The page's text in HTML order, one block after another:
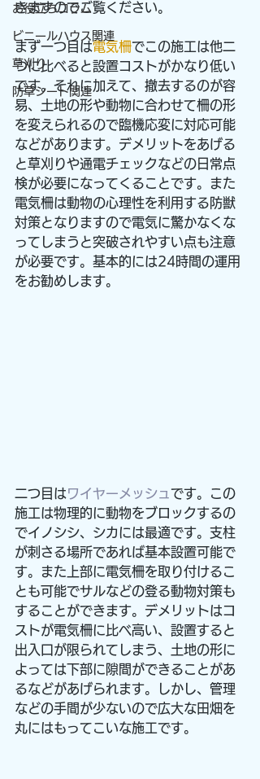
お役立ちコラム
ビニールハウス関連
草刈り
防草シート関連
きますのでご覧ください。
まず一つ目は電気柵でこの施工は他二
つに比べると設置コストがかなり低い
です。それに加えて、撤去するのが容
易、土地の形や動物に合わせて柵の形
を変えられるので臨機応変に対応可能
などがあります。デメリットをあげる
と草刈りや通電チェックなどの日常点
検が必要になってくることです。また
電気柵は動物の心理性を利用する防獣
対策となりますので電気に驚かなくな
ってしまうと突破されやすい点も注意
が必要です。基本的には24時間の運用
をお勧めします。
二つ目はワイヤーメッシュ です。この
施工は物理的に動物をブロックするの
でイノシシ、シカには最適です。支柱
が刺さる場所であれば基本設置可能で
す。また上部に電気柵を取り付けるこ
とも可能でサルなどの登る動物対策も
することができます。デメリットはコ
ストが電気柵に比べ高い、設置すると
出入口が限られてしまう、土地の形に
よっては下部に隙間ができることがあ
るなどがあげられます。しかし、管理
などの手間が少ないので広大な田畑を
丸にはもってこいな施工です。